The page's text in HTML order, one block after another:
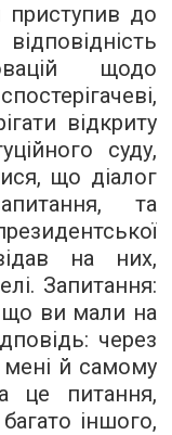
приступив до
щодо
відкриту
суду,
що діалог
та
на них,
Запитання:
що ви мали на
через
мені й самому
це питання,
іншого,